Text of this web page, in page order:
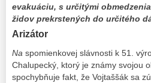
evakuáciu, s určitými
židov prekrstených do určitého
Arizátor
Na spomienkovej slávnosti k 51.
Chalupecký, ktorý je známy svojou
spochybňuje fakt, že Vojtaššák sa